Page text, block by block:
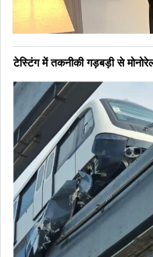
टेस्टिंग में तकनीकी गड़बड़ी से